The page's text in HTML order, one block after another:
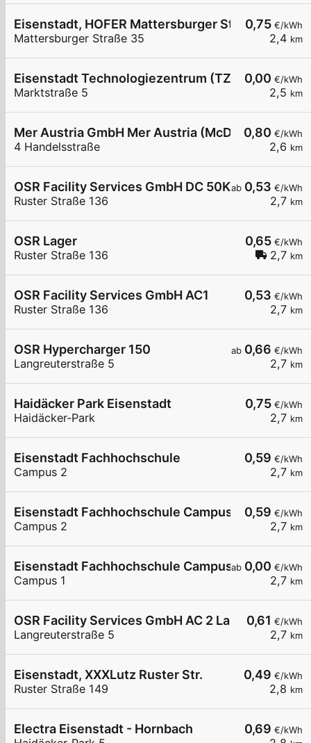
0,75 €/kWh
2,4 km
Eisenstadt, HOFER Mattersburger Str.
Mattersburger Straße 35
0,00 €/kWh
2,5 km
Eisenstadt Technologiezentrum (TZE)
Marktstraße 5
0,80 €/kWh
2,6 km
Mer Austria GmbH Mer Austria (McD) -
4 Handelsstraße
ab 0,53 €/kWh
2,7 km
OSR Facility Services GmbH DC 50KW
Ruster Straße 136
0,65 €/kWh
2,7 km
OSR Lager
Ruster Straße 136
0,53 €/kWh
2,7 km
OSR Facility Services GmbH AC1
Ruster Straße 136
ab 0,66 €/kWh
2,7 km
OSR Hypercharger 150
Langreuterstraße 5
0,75 €/kWh
2,7 km
Haidäcker Park Eisenstadt
Haidäcker-Park
0,59 €/kWh
2,7 km
Eisenstadt Fachhochschule
Campus 2
0,59 €/kWh
2,7 km
Eisenstadt Fachhochschule Campus2
Campus 2
ab 0,00 €/kWh
2,7 km
Eisenstadt Fachhochschule Campus 1
Campus 1
0,61 €/kWh
2,7 km
OSR Facility Services GmbH AC 2
Langreuterstraße 5
0,49 €/kWh
2,8 km
Eisenstadt, XXXLutz Ruster Str.
Ruster Straße 149
0,69 €/kWh
Electra Eisenstadt - Hornbach